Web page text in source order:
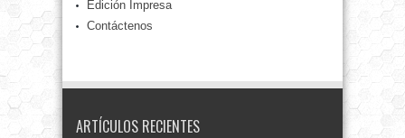
Edición Impresa
Contáctenos
ARTÍCULOS RECIENTES